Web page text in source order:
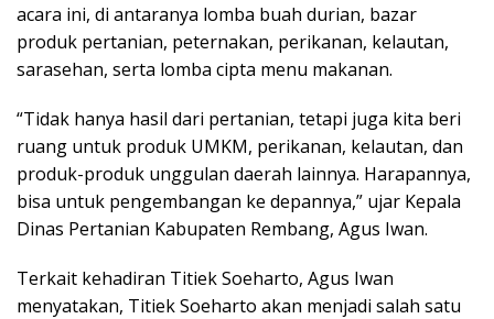
acara ini, di antaranya lomba buah durian, bazar
produk pertanian, peternakan, perikanan, kelautan,
sarasehan, serta lomba cipta menu makanan.
“Tidak hanya hasil dari pertanian, tetapi juga kita beri
ruang untuk produk UMKM, perikanan, kelautan, dan
produk-produk unggulan daerah lainnya. Harapannya,
bisa untuk pengembangan ke depannya,” ujar Kepala
Dinas Pertanian Kabupaten Rembang, Agus Iwan.
Terkait kehadiran Titiek Soeharto, Agus Iwan
menyatakan, Titiek Soeharto akan menjadi salah satu